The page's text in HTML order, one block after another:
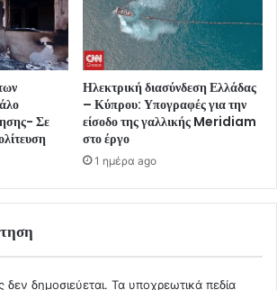
Σε
Ηλεκτρική διασύνδεση Ελλάδας
– Κύπρου: Υπογραφές για την
είσοδο της γαλλικής Meridiam
στο έργο
1 ημέρα ago
δημοσιεύεται. Τα υποχρεωτικά πεδία